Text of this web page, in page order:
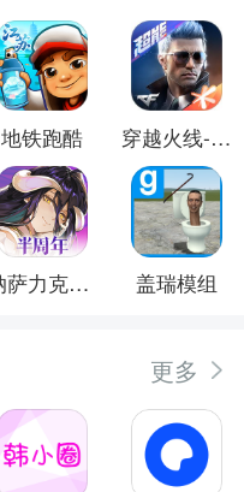
地铁跑酷 穿越火线-枪战王者
纳萨力克之王 盖瑞模组
更多